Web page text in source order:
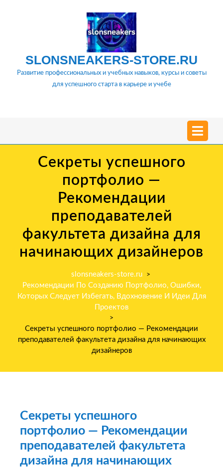
SLONSNEAKERS-STORE.RU
Развитие профессиональных и учебных навыков, курсы и советы
для успешного старта в карьере и учебе
Секреты успешного
портфолио —
Рекомендации
преподавателей
факультета дизайна для
начинающих дизайнеров
slonsneakers-store.ru>
Рекомендации По Созданию Портфолио, Ошибки,
Которых Следует Избегать, Вдохновение И Идеи Для
Проектов
>
Секреты успешного портфолио — Рекомендации
преподавателей факультета дизайна для начинающих
дизайнеров
Секреты успешного
портфолио — Рекомендации
преподавателей факультета
дизайна для начинающих